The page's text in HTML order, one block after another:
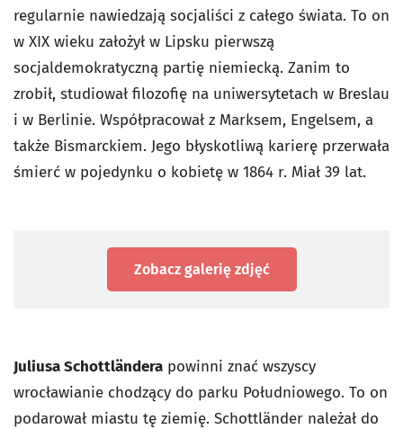
regularnie nawiedzają socjaliści z całego świata. To on
w XIX wieku założył w Lipsku pierwszą
socjaldemokratyczną partię niemiecką. Zanim to
zrobił, studiował filozofię na uniwersytetach w Breslau
i w Berlinie. Współpracował z Marksem, Engelsem, a
także Bismarckiem. Jego błyskotliwą karierę przerwała
śmierć w pojedynku o kobietę w 1864 r. Miał 39 lat.
Zobacz galerię zdjęć
Juliusa Schottländera powinni znać wszyscy
wrocławianie chodzący do parku Południowego. To on
podarował miastu tę ziemię. Schottländer należał do